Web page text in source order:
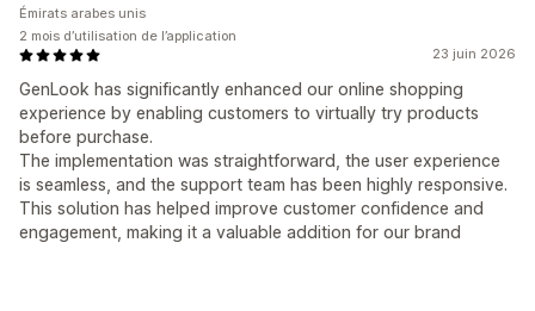
23 juin 2026
GenLook has significantly enhanced our online shopping
experience by enabling customers to virtually try products
before purchase.
The implementation was straightforward, the user experience
is seamless, and the support team has been highly responsive.
This solution has helped improve customer confidence and
engagement, making it a valuable addition for our brand
Émirats arabes unis
2 mois d’utilisation de l’application